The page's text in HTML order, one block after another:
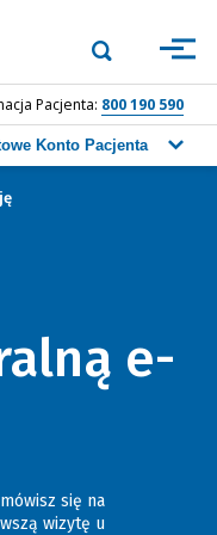
Zastosuj
Pacjenta: 800 190 590
Konto Pacjenta
e-
się na
wizytę u